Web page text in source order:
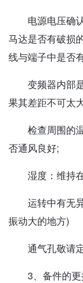
电源电压确认
马达是否有破损
线与端子中是否
变频器内部是
果其差距不可太
检查周围的
否通风良好;
湿度：维持在
运转中有无异
振动大的地方)
通气孔敬请定
3、备件的更